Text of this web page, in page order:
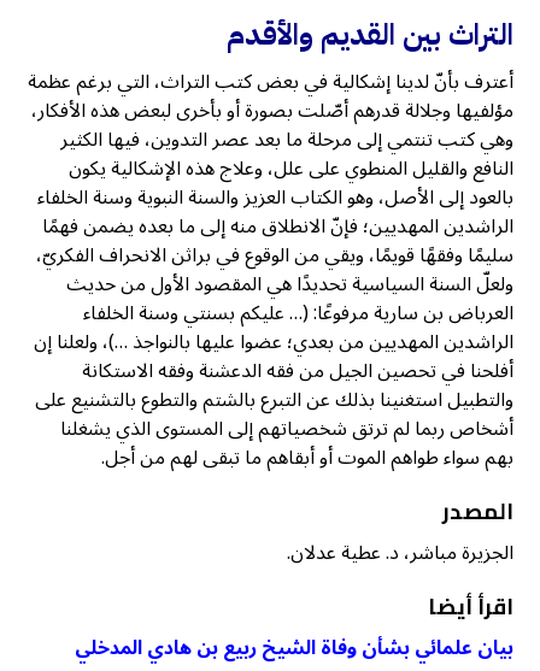
التراث بين القديم والأقدم
أعترف بأنّ لدينا إشكالية في بعض كتب التراث، التي برغم عظمة
مؤلفيها وجلالة قدرهم أصّلت بصورة أو بأخرى لبعض هذه الأفكار،
وهي كتب تنتمي إلى مرحلة ما بعد عصر التدوين، فيها الكثير
النافع والقليل المنطوي على علل، وعلاج هذه الإشكالية يكون
بالعود إلى الأصل، وهو الكتاب العزيز والسنة النبوية وسنة الخلفاء
الراشدين المهديين؛ فإنّ الانطلاق منه إلى ما بعده يضمن فهمًا
سليمًا وفقهًا قويمًا، ويقي من الوقوع في براثن الانحراف الفكريّ،
ولعلّ السنة السياسية تحديدًا هي المقصود الأول من حديث
العرباض بن سارية مرفوعًا: (… عليكم بسنتي وسنة الخلفاء
الراشدين المهديين من بعدي؛ عضوا عليها بالنواجذ …)، ولعلنا إن
أفلحنا في تحصين الجيل من فقه الدعشنة وفقه الاستكانة
والتطبيل استغنينا بذلك عن التبرع بالشتم والتطوع بالتشنيع على
أشخاص ربما لم ترتق شخصياتهم إلى المستوى الذي يشغلنا
بهم سواء طواهم الموت أو أبقاهم ما تبقى لهم من أجل.
المصدر
الجزيرة مباشر، د. عطية عدلان.
اقرأ أيضا
بيان علمائي بشأن وفاة الشيخ ربيع بن هادي المدخلي